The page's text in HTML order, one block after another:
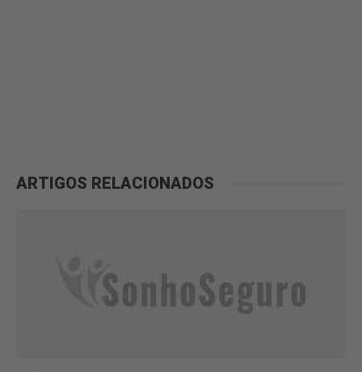
ARTIGOS RELACIONADOS